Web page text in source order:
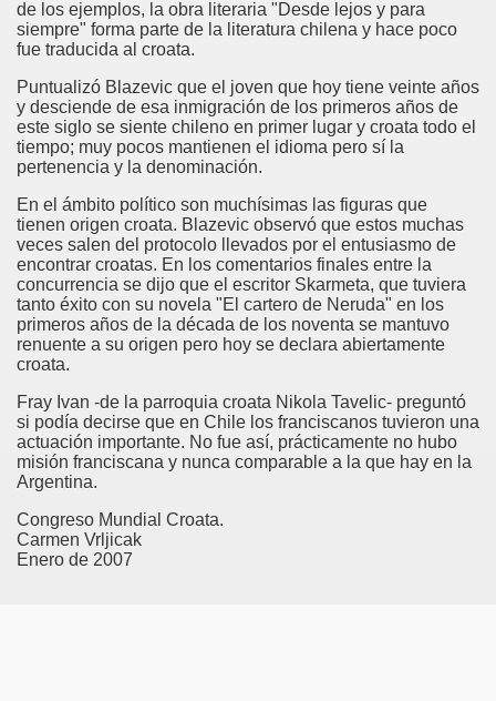
de los ejemplos, la obra literaria "Desde lejos y para
siempre" forma parte de la literatura chilena y hace poco
fue traducida al croata.
Puntualizó Blazevic que el joven que hoy tiene veinte años
y desciende de esa inmigración de los primeros años de
este siglo se siente chileno en primer lugar y croata todo el
tiempo; muy pocos mantienen el idioma pero sí la
pertenencia y la denominación.
En el ámbito político son muchísimas las figuras que
tienen origen croata. Blazevic observó que estos muchas
veces salen del protocolo llevados por el entusiasmo de
encontrar croatas. En los comentarios finales entre la
concurrencia se dijo que el escritor Skarmeta, que tuviera
tanto éxito con su novela "El cartero de Neruda" en los
primeros años de la década de los noventa se mantuvo
renuente a su origen pero hoy se declara abiertamente
croata.
Fray Ivan -de la parroquia croata Nikola Tavelic- preguntó
si podía decirse que en Chile los franciscanos tuvieron una
actuación importante. No fue así, prácticamente no hubo
misión franciscana y nunca comparable a la que hay en la
Argentina.
Congreso Mundial Croata.
Carmen Vrljicak
Enero de 2007